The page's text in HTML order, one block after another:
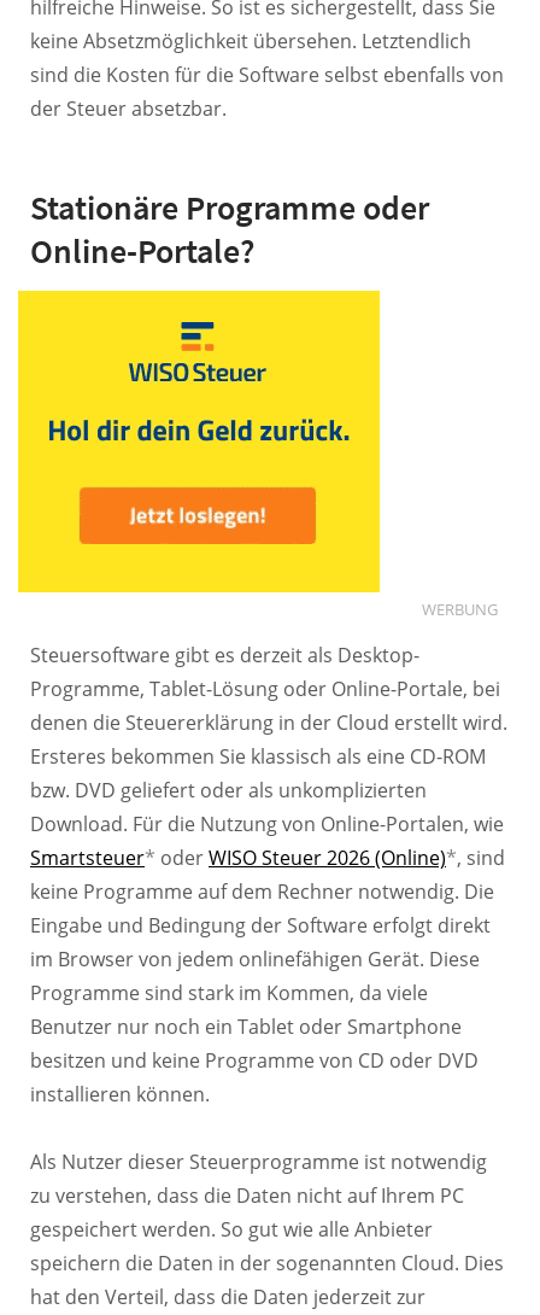
hilfreiche Hinweise. So ist es sichergestellt, dass Sie
keine Absetzmöglichkeit übersehen. Letztendlich
sind die Kosten für die Software selbst ebenfalls von
der Steuer absetzbar.
Stationäre Programme oder
Online-Portale?
WERBUNG
Steuersoftware gibt es derzeit als Desktop-
Programme, Tablet-Lösung oder Online-Portale, bei
denen die Steuererklärung in der Cloud erstellt wird.
Ersteres bekommen Sie klassisch als eine CD-ROM
bzw. DVD geliefert oder als unkomplizierten
Download. Für die Nutzung von Online-Portalen, wie
Smartsteuer* oderWISO Steuer 2026 (Online)*, sind
keine Programme auf dem Rechner notwendig. Die
Eingabe und Bedingung der Software erfolgt direkt
im Browser von jedem onlinefähigen Gerät. Diese
Programme sind stark im Kommen, da viele
Benutzer nur noch ein Tablet oder Smartphone
besitzen und keine Programme von CD oder DVD
installieren können.
Als Nutzer dieser Steuerprogramme ist notwendig
zu verstehen, dass die Daten nicht auf Ihrem PC
gespeichert werden. So gut wie alle Anbieter
speichern die Daten in der sogenannten Cloud. Dies
hat den Verteil, dass die Daten jederzeit zur